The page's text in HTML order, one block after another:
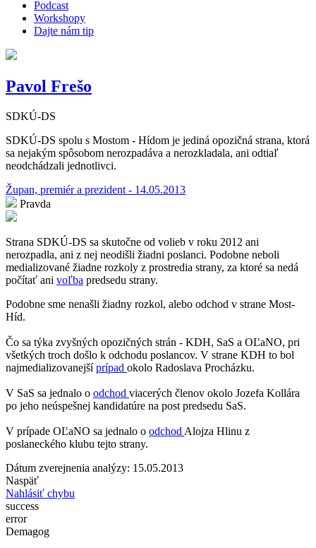
Podcast
Workshopy
Dajte nám tip
Pavol Frešo
SDKÚ-DS
SDKÚ-DS spolu s Mostom - Hídom je jediná opozičná strana, ktorá
sa nejakým spôsobom nerozpadáva a nerozkladala, ani odtiaľ
neodchádzali jednotlivci.
Župan, premiér a prezident - 14.05.2013
Pravda
Strana SDKÚ-DS sa skutočne od volieb v roku 2012 ani
nerozpadla, ani z nej neodišli žiadni poslanci. Podobne neboli
medializované žiadne rozkoly z prostredia strany, za ktoré sa nedá
počítať ani voľba predsedu strany.
Podobne sme nenašli žiadny rozkol, alebo odchod v strane Most-
Híd.
Čo sa týka zvyšných opozičných strán - KDH, SaS a OĽaNO, pri
všetkých troch došlo k odchodu poslancov. V strane KDH to bol
najmedializovanejšíprípad okolo Radoslava Procházku.
V SaS sa jednalo o odchod viacerých členov okolo Jozefa Kollára
po jeho neúspešnej kandidatúre na post predsedu SaS.
V prípade OĽaNO sa jednalo o odchod Alojza Hlinu z
poslaneckého klubu tejto strany.
Dátum zverejnenia analýzy: 15.05.2013
Naspäť
Nahlásiť chybu
success
error
Demagog